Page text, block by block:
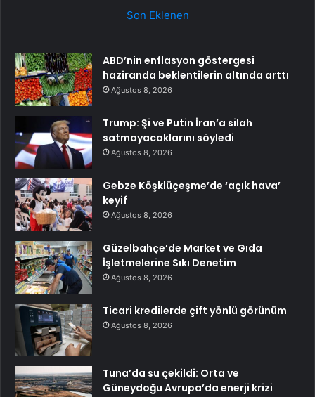
Son Eklenen
ABD’nin enflasyon göstergesi
haziranda beklentilerin altında arttı
Ağustos 8, 2026
Trump: Şi ve Putin İran’a silah
satmayacaklarını söyledi
Ağustos 8, 2026
Gebze Köşklüçeşme’de ‘açık hava’
keyif
Ağustos 8, 2026
Güzelbahçe’de Market ve Gıda
İşletmelerine Sıkı Denetim
Ağustos 8, 2026
Ticari kredilerde çift yönlü görünüm
Ağustos 8, 2026
Tuna’da su çekildi: Orta ve
Güneydoğu Avrupa’da enerji krizi